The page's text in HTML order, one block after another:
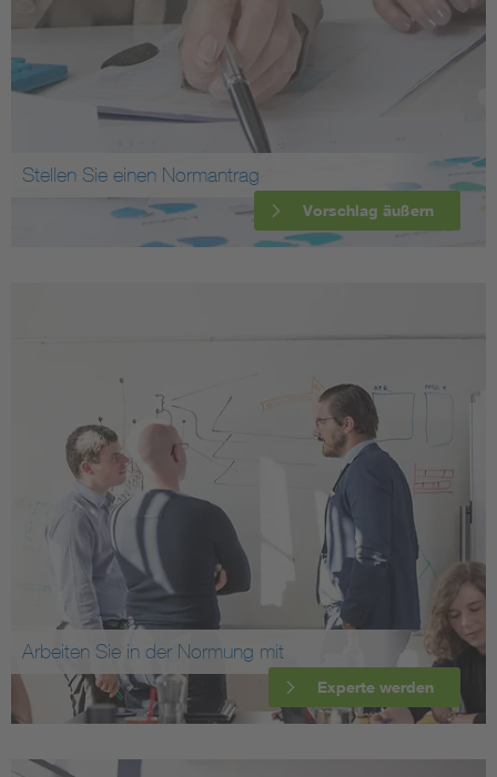
Stellen Sie einen Normantrag
Vorschlag äußern
Arbeiten Sie in der Normung mit
Experte werden